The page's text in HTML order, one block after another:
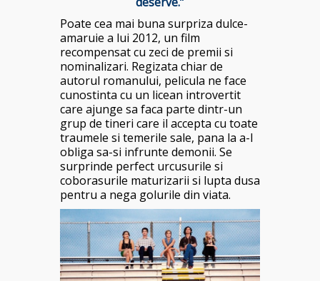
Poate cea mai buna surpriza dulce-
amaruie a lui 2012, un film
recompensat cu zeci de premii si
nominalizari. Regizata chiar de
autorul romanului, pelicula ne face
cunostinta cu un licean introvertit
care ajunge sa faca parte dintr-un
grup de tineri care il accepta cu toate
traumele si temerile sale, pana la a-l
obliga sa-si infrunte demonii. Se
surprinde perfect urcusurile si
coborasurile maturizarii si lupta dusa
pentru a nega golurile din viata.